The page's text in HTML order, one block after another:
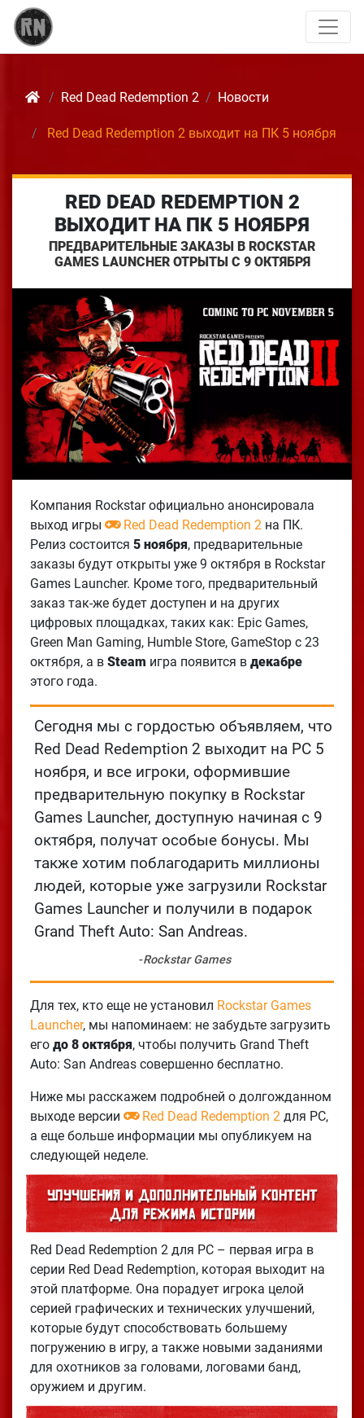
Red Dead Redemption 2 Новости
Red Dead Redemption 2 выходит на ПК 5 ноября
RED DEAD REDEMPTION 2
ВЫХОДИТ НА ПК 5 НОЯБРЯ
ПРЕДВАРИТЕЛЬНЫЕ ЗАКАЗЫ В ROCKSTAR
GAMES LAUNCHER ОТРЫТЫ С 9 ОКТЯБРЯ
Компания Rockstar официально анонсировала
выход игры
Red Dead Redemption 2на ПК.
Релиз состоится 5 ноября, предварительные
заказы будут открыты уже 9 октября в Rockstar
Games Launcher. Кроме того, предварительный
заказ так-же будет доступен и на других
цифровых площадках, таких как: Epic Games,
Green Man Gaming, Humble Store, GameStop с 23
октября, а в Steam игра появится в декабре
этого года.
Сегодня мы с гордостью объявляем, что
Red Dead Redemption 2 выходит на PC 5
ноября, и все игроки, оформившие
предварительную покупку в Rockstar
Games Launcher, доступную начиная с 9
октября, получат особые бонусы. Мы
также хотим поблагодарить миллионы
людей, которые уже загрузили Rockstar
Games Launcher и получили в подарок
Grand Theft Auto: San Andreas.
Rockstar Games
Для тех, кто еще не установил Rockstar Games
Launcher, мы напоминаем: не забудьте загрузить
его до 8 октября, чтобы получить Grand Theft
Auto: San Andreas совершенно бесплатно.
Ниже мы расскажем подробней о долгожданном
выходе версии
Red Dead Redemption 2для PC,
а еще больше информации мы опубликуем на
следующей неделе.
Улучшения и дополнительный контент
для режима истории
Red Dead Redemption 2 для PC – первая игра в
серии Red Dead Redemption, которая выходит на
этой платформе. Она порадует игрока целой
серией графических и технических улучшений,
которые будут способствовать большему
погружению в игру, а также новыми заданиями
для охотников за головами, логовами банд,
оружием и другим.